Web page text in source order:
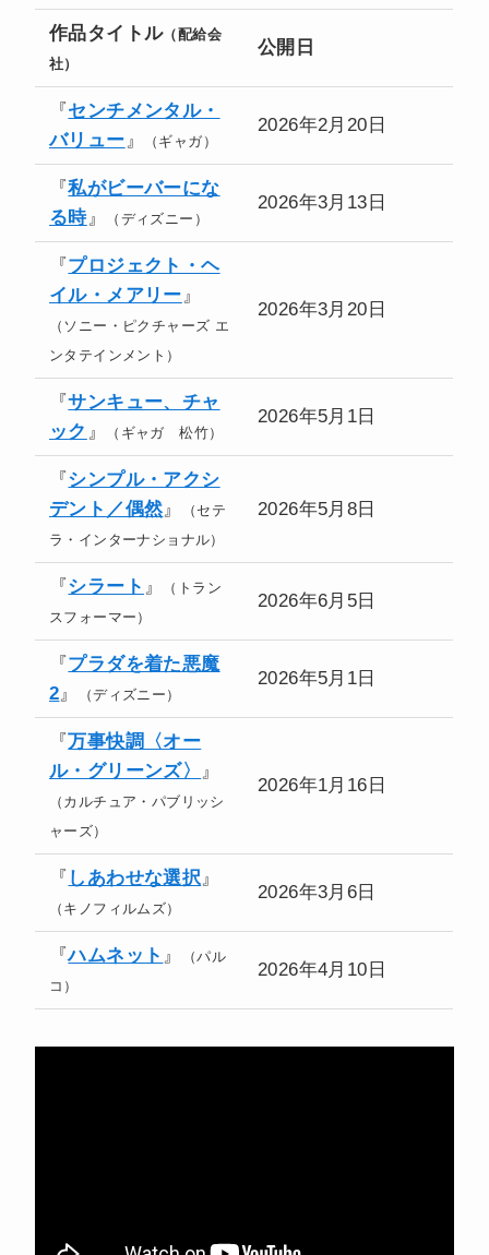
作品タイトル（配給会
社）
公開日
『センチメンタル・
バリュー』 （ギャガ）
2026年2月20日
『私がビーバーにな
る時』 （ディズニー）
2026年3月13日
『プロジェクト・ヘ
イル・メアリー』
（ソニー・ピクチャーズ エ
ンタテインメント）
2026年3月20日
『サンキュー、チャ
ック 』 （ギャガ 松竹）
2026年5月1日
『シンプル・アクシ
デント／偶然』
（セテ
ラ・インターナショナル）
2026年5月8日
『シラート 』
（トラン
スフォーマー）
2026年6月5日
『プラダを着た悪魔
2』 （ディズニー）
2026年5月1日
『万事快調〈オー
ル・グリーンズ〉 』
（カルチュア・パブリッシ
ャーズ）
2026年1月16日
『 しあわせな選択』
（キノフィルムズ）
2026年3月6日
『ハムネット 』
（パル
コ）
2026年4月10日